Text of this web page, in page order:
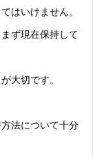
はいけません。
ず現在保持して
大切です。
法について十分